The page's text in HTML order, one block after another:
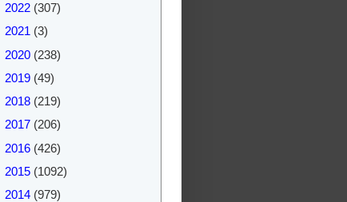
2022 (307)
2021 (3)
2020 (238)
2019 (49)
2018 (219)
2017 (206)
2016 (426)
2015 (1092)
2014 (979)